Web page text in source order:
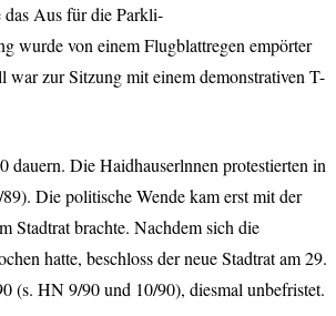
das Aus für die Parkli-
wurde von einem Flugblattregen empörter
zur Sitzung mit einem demonstrativen T-
Die Haidhauserlnnen protestierten in
Die politische Wende kam erst mit der
Stadtrat brachte. Nachdem sich die
hatte, beschloss der neue Stadtrat am 29.
(s. HN 9/90 und 10/90), diesmal unbefristet.